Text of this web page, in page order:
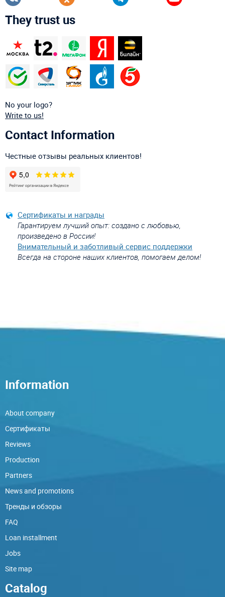
They trust us
No your logo?
Write to us!
Contact Information
Честные отзывы реальных клиентов!
Сертификаты и награды
Гарантируем лучший опыт: создано с любовью,
произведено в России!
Внимательный и заботливый сервис поддержки
Всегда на стороне наших клиентов, помогаем делом!
Information
About company
Сертификаты
Reviews
Production
Partners
News and promotions
Тренды и обзоры
FAQ
Loan installment
Jobs
Site map
Catalog